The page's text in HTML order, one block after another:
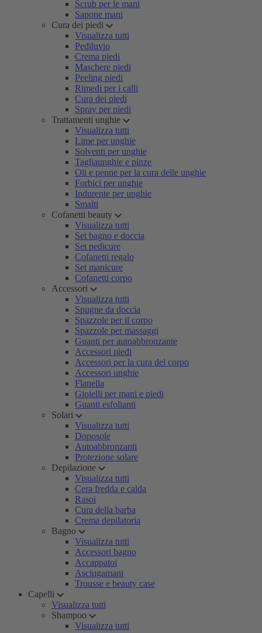
Scrub per le mani
Sapone mani
Cura dei piedi
Visualizza tutti
Pediluvio
Crema piedi
Maschere piedi
Peeling piedi
Rimedi per i calli
Cura dei piedi
Spray per piedi
Trattamenti unghie
Visualizza tutti
Lime per unghie
Solventi per unghie
Tagliaunghie e pinze
Oli e penne per la cura delle unghie
Forbici per unghie
Indurente per unghie
Smalti
Cofanetti beauty
Visualizza tutti
Set bagno e doccia
Set pedicure
Cofanetti regalo
Set manicure
Cofanetti corpo
Accessori
Visualizza tutti
Spugne da doccia
Spazzole per il corpo
Spazzole per massaggi
Guanti per autoabbronzante
Accessori piedi
Accessori per la cura del corpo
Accessori unghie
Flanella
Gioielli per mani e piedi
Guanti esfolianti
Solari
Visualizza tutti
Doposole
Autoabbronzanti
Protezione solare
Depilazione
Visualizza tutti
Cera fredda e calda
Rasoi
Cura della barba
Crema depilatoria
Bagno
Visualizza tutti
Accessori bagno
Accappatoi
Asciugamani
Trousse e beauty case
Capelli
Visualizza tutti
Shampoo
Visualizza tutti